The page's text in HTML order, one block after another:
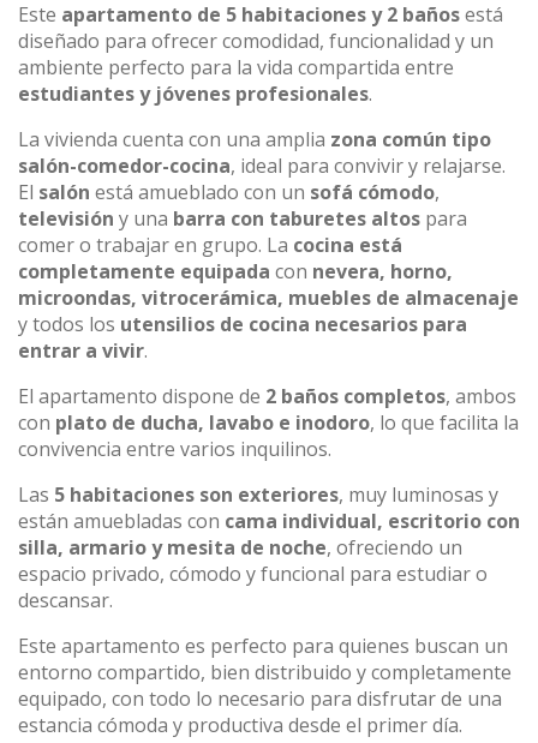
Este apartamento de 5 habitaciones y 2 bañosestá
diseñado para ofrecer comodidad, funcionalidad y un
ambiente perfecto para la vida compartida entre
estudiantes y jóvenes profesionales.
La vivienda cuenta con una amplia zona común tipo
salón-comedor-cocina, ideal para convivir y relajarse.
El salón está amueblado con un sofá cómodo,
televisión y una barra con taburetes altos para
comer o trabajar en grupo. La cocina está
completamente equipada con nevera, horno,
microondas, vitrocerámica, muebles de almacenaje
y todos los utensilios de cocina necesarios para
entrar a vivir.
El apartamento dispone de 2 baños completos, ambos
con plato de ducha, lavabo e inodoro, lo que facilita la
convivencia entre varios inquilinos.
Las 5 habitaciones son exteriores, muy luminosas y
están amuebladas con cama individual, escritorio con
silla, armario y mesita de noche, ofreciendo un
espacio privado, cómodo y funcional para estudiar o
descansar.
Este apartamento es perfecto para quienes buscan un
entorno compartido, bien distribuido y completamente
equipado, con todo lo necesario para disfrutar de una
estancia cómoda y productiva desde el primer día.